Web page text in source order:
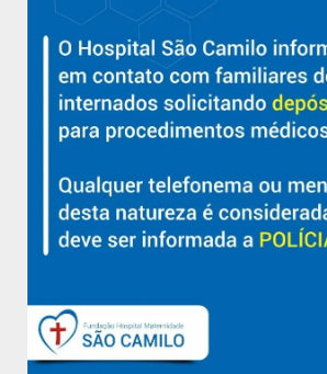
Hospital São Camilo – há mais de 50
com qualidade, acolhimento e
Aracruz e região.
Sobre
Políticas e Normas
Trabalhe Conosco